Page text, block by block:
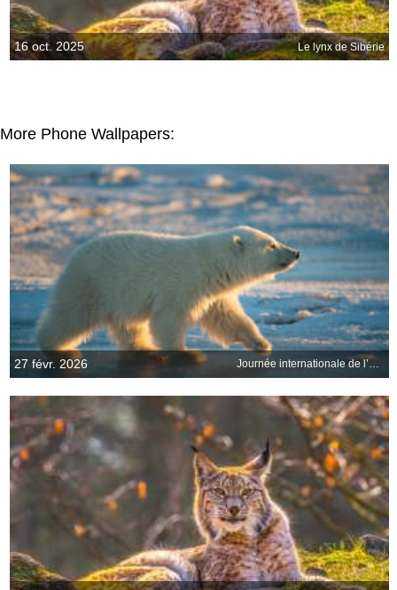
16 oct. 2025 Le lynx de Sibérie
More Phone Wallpapers:
27 févr. 2026 Journée internationale de l’ours polaire